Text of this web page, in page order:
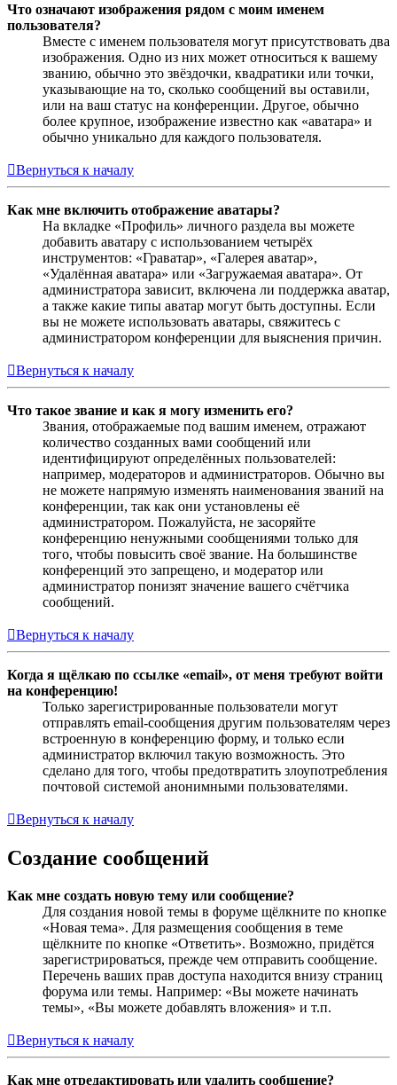
Что означают изображения рядом с моим именем
пользователя?
Вместе с именем пользователя могут присутствовать два
изображения. Одно из них может относиться к вашему
званию, обычно это звёздочки, квадратики или точки,
указывающие на то, сколько сообщений вы оставили,
или на ваш статус на конференции. Другое, обычно
более крупное, изображение известно как «аватара» и
обычно уникально для каждого пользователя.
Вернуться к началу
Как мне включить отображение аватары?
На вкладке «Профиль» личного раздела вы можете
добавить аватару с использованием четырёх
инструментов: «Граватар», «Галерея аватар»,
«Удалённая аватара» или «Загружаемая аватара». От
администратора зависит, включена ли поддержка аватар,
а также какие типы аватар могут быть доступны. Если
вы не можете использовать аватары, свяжитесь с
администратором конференции для выяснения причин.
Вернуться к началу
Что такое звание и как я могу изменить его?
Звания, отображаемые под вашим именем, отражают
количество созданных вами сообщений или
идентифицируют определённых пользователей:
например, модераторов и администраторов. Обычно вы
не можете напрямую изменять наименования званий на
конференции, так как они установлены её
администратором. Пожалуйста, не засоряйте
конференцию ненужными сообщениями только для
того, чтобы повысить своё звание. На большинстве
конференций это запрещено, и модератор или
администратор понизят значение вашего счётчика
сообщений.
Вернуться к началу
Когда я щёлкаю по ссылке «email», от меня требуют войти
на конференцию!
Только зарегистрированные пользователи могут
отправлять email-сообщения другим пользователям через
встроенную в конференцию форму, и только если
администратор включил такую возможность. Это
сделано для того, чтобы предотвратить злоупотребления
почтовой системой анонимными пользователями.
Вернуться к началу
Создание сообщений
Как мне создать новую тему или сообщение?
Для создания новой темы в форуме щёлкните по кнопке
«Новая тема». Для размещения сообщения в теме
щёлкните по кнопке «Ответить». Возможно, придётся
зарегистрироваться, прежде чем отправить сообщение.
Перечень ваших прав доступа находится внизу страниц
форума или темы. Например: «Вы можете начинать
темы», «Вы можете добавлять вложения» и т.п.
Вернуться к началу
Как мне отредактировать или удалить сообщение?